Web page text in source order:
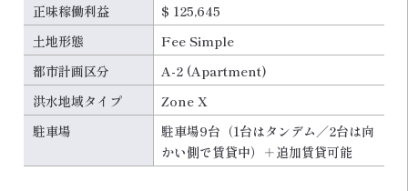
正味稼働利益
$ 125,645
土地形態
Fee Simple
都市計画区分
A-2 (Apartment)
洪水地域タイプ
Zone X
駐車場
駐車場9台（1台はタンデム／2台は向
かい側で賃貸中）＋追加賃貸可能